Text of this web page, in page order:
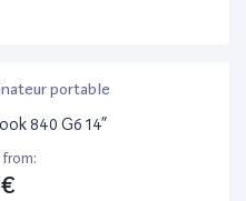
portable
840 G6 14”